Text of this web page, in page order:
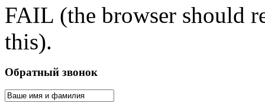
FAIL (the browser should
this).
Обратный звонок